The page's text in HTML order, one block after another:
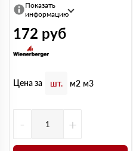
Показать
информацию
172 руб
Цена за шт. м2 м3
- +